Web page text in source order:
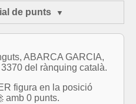
de punts
ABARCA GARCIA,
del rànquing català.
figura en la posició
amb 0 punts.